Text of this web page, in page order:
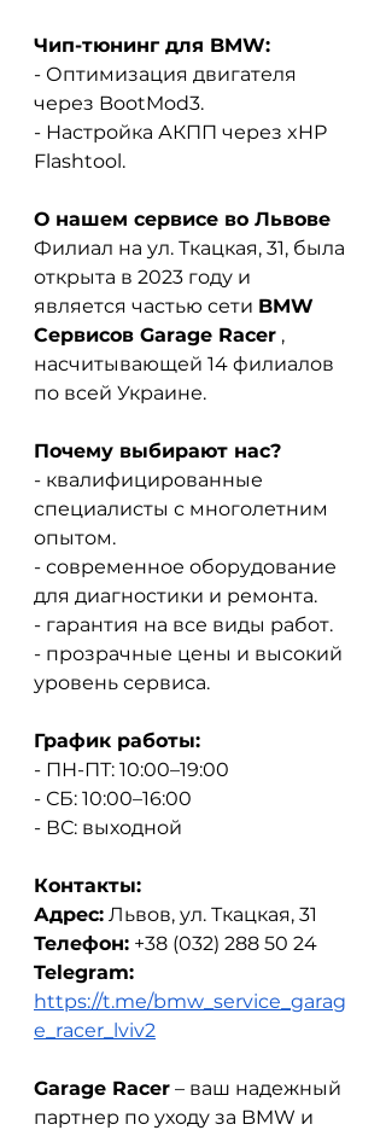
Чип-тюнинг для BMW:
- Оптимизация двигателя
через BootMod3.
- Настройка АКПП через xHP
Flashtool.
О нашем сервисе во Львове
Филиал на ул. Ткацкая, 31, была
открыта в 2023 году и
является частью сети BMW
Сервисов Garage Racer ,
насчитывающей 14 филиалов
по всей Украине.
Почему выбирают нас?
- квалифицированные
специалисты с многолетним
опытом.
- современное оборудование
для диагностики и ремонта.
- гарантия на все виды работ.
- прозрачные цены и высокий
уровень сервиса.
График работы:
- ПН-ПТ: 10:00–19:00
- СБ: 10:00–16:00
- ВС: выходной
Контакты:
Адрес: Львов, ул. Ткацкая, 31
Телефон: +38 (032) 288 50 24
Telegram:
https://t.me/bmw_service_garag
e_racer_lviv2
Garage Racer – ваш надежный
партнер по уходу за BMW и